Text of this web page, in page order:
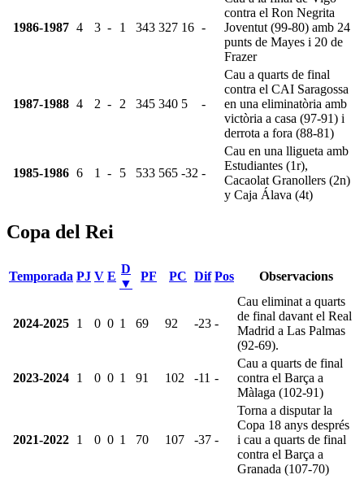
1986-1987 4 3 - 1 343 327 16 -
contra el Ron Negrita
Joventut (99-80) amb 24
punts de Mayes i 20 de
Frazer
1987-1988 4 2 - 2 345 340 5 -
Cau a quarts de final
contra el CAI Saragossa
en una eliminatòria amb
victòria a casa (97-91) i
derrota a fora (88-81)
1985-1986 6 1 - 5 533 565 -32 -
Cau en una lligueta amb
Estudiantes (1r),
Cacaolat Granollers (2n)
y Caja Álava (4t)
Copa del Rei
Temporada PJ V E
D
▼
PF PC Dif Pos Observacions
2024-2025 1 0 0 1 69 92 -23 -
Cau eliminat a quarts
de final davant el Real
Madrid a Las Palmas
(92-69).
2023-2024 1 0 0 1 91 102 -11 -
Cau a quarts de final
contra el Barça a
Màlaga (102-91)
2021-2022 1 0 0 1 70 107 -37 -
Torna a disputar la
Copa 18 anys després
i cau a quarts de final
contra el Barça a
Granada (107-70)